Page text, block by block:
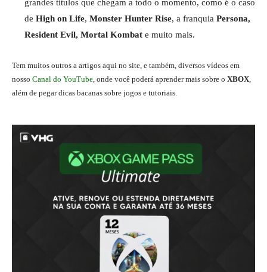
grandes títulos que chegam a todo o momento, como é o caso
de High on Life, Monster Hunter Rise, a franquia Persona,
Resident Evil, Mortal Kombat e muito mais.
Tem muitos outros a artigos aqui no site, e também, diversos vídeos em
nosso Canal do YouTube , onde você poderá aprender mais sobre o XBOX
além de pegar dicas bacanas sobre jogos e tutoriais.